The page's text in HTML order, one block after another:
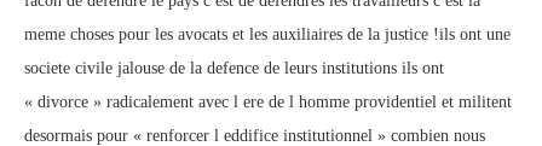
meme choses pour les avocats et les auxiliaires de la justice !ils ont une
societe civile jalouse de la defence de leurs institutions ils ont
« divorce » radicalement avec l ere de l homme providentiel et militent
desormais pour « renforcer l eddifice institutionnel » combien nous